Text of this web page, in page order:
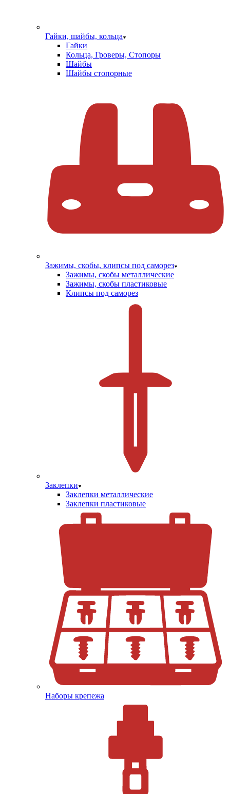
Гайки, шайбы, кольца
Гайки
Кольца, Гроверы, Стопоры
Шайбы
Шайбы стопорные
Зажимы, скобы, клипсы под саморез
Зажимы, скобы металлические
Зажимы, скобы пластиковые
Клипсы под саморез
Заклепки
Заклепки металлические
Заклепки пластиковые
Наборы крепежа